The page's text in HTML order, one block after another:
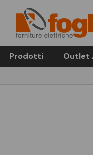
Prodotti Outlet